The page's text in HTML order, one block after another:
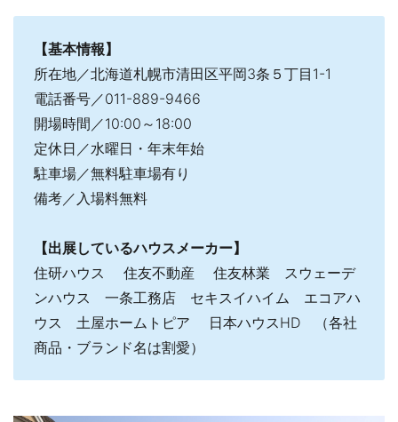
【基本情報】
所在地／北海道札幌市清田区平岡3条５丁目1-1
電話番号／011-889-9466
開場時間／10:00～18:00
定休日／水曜日・年末年始
駐車場／無料駐車場有り
備考／入場料無料
【出展しているハウスメーカー】
住研ハウス 住友不動産 住友林業 スウェーデ
ンハウス 一条工務店 セキスイハイム エコアハ
ウス 土屋ホームトピア 日本ハウスHD （各社
商品・ブランド名は割愛）